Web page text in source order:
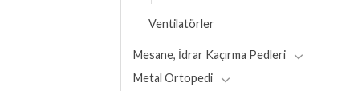
Ventilatörler
Mesane, İdrar Kaçırma Pedleri
Metal Ortopedi